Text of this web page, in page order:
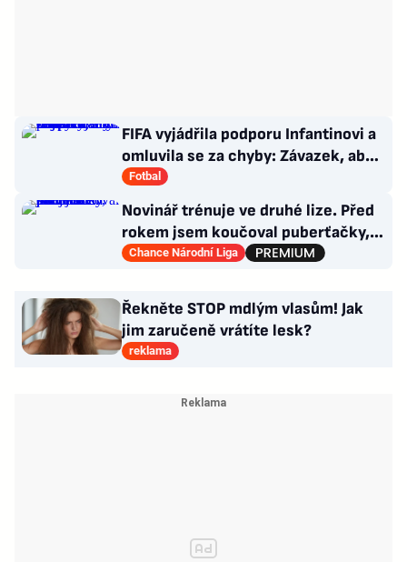
FIFA vyjádřila podporu Infantinovi a
omluvila se za chyby: Závazek, aby
se již neopakovaly
Fotbal
Novinář trénuje ve druhé lize. Před
rokem jsem koučoval puberťačky,
směje se Mathauser
Chance Národní Liga
Řekněte STOP mdlým vlasům! Jak
jim zaručeně vrátíte lesk?
reklama